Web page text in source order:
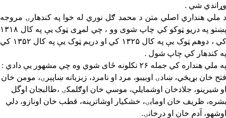
وړاندي شي .
د ملي هنداري اصلي متن د محمد ګل نوري له خوا په کندهارۍ مروجه
پښتو په دریو ټوکو کي چاپ شوی وو ، چي لمړی ټوک یې په کال ۱۳۱۸
کي ، دوهم ټوک یې په کال ۱۳۲۵ کي او دریم ټوک یې په کال ۱۳۵۲ کي
په کندهار کي چاپ شول .
په ملي هنداره کي جمله ۲۶ نکلونه ځای شوي وه چي مشهور یې دادي :
فتح خان بړيڅي، ښادۍ اوبيبو، مرد او نامرد، زبزبانه ښاپېرۍ، مومن خان
او شيرينو، جلادخان اوشمايلې، موسي خان اوګلمکۍ ،طالبجان اوگل
بشره، ظريف خان اومابۍ، خشکيار اوشاترينه، قطب خان اونازو، دلي
اوشهو، آدم خان او درخانۍ.